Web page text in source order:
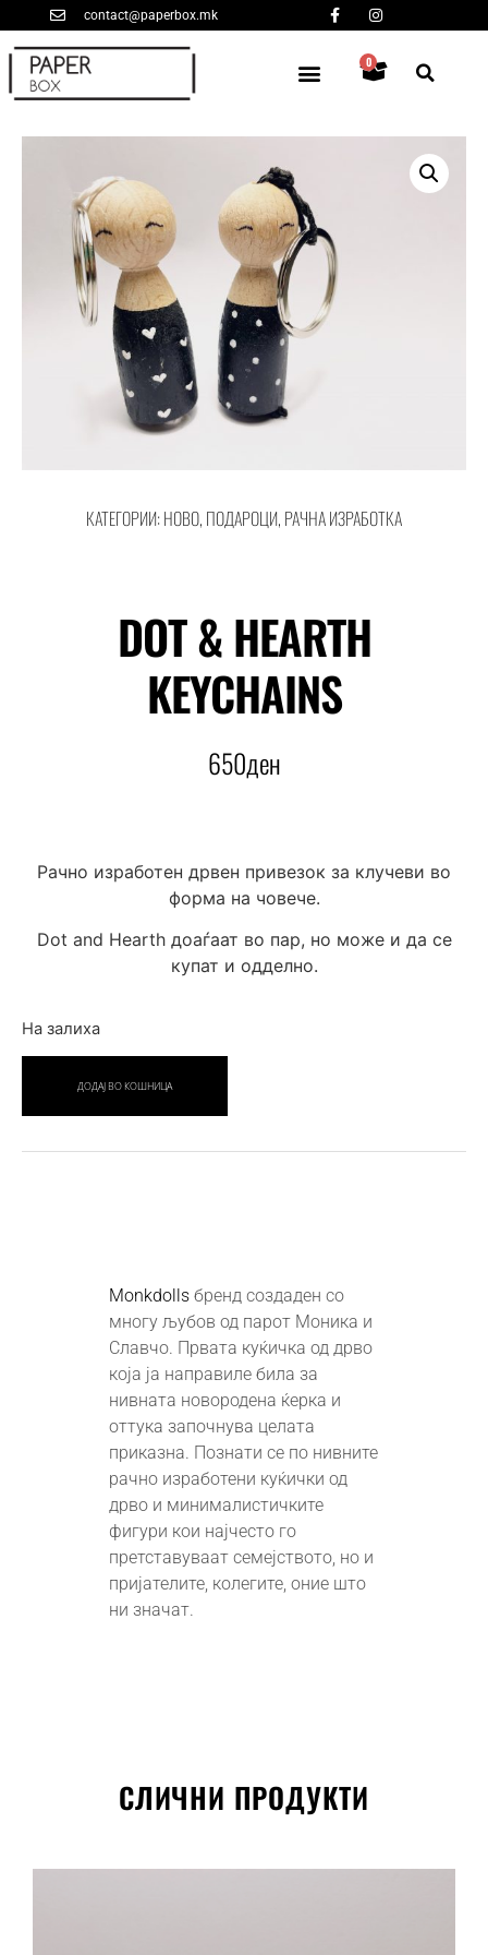
contact@paperbox.mk
0
КАТЕГОРИИ:НОВО, ПОДАРОЦИ, РАЧНА ИЗРАБОТКА
DOT & HEARTH
KEYCHAINS
650ден
Рачно изработен дрвен привезок за клучеви во
форма на човече.
Dot and Hearth доаѓаат во пар, но може и да се
купат и одделно.
На залиха
ДОДАЈ ВО КОШНИЦА
Monkdollsбренд создаден со
многу љубов од парот Моника и
Славчо. Првата куќичка од дрво
која ја направиле била за
нивната новородена ќерка и
оттука започнува целата
приказна. Познати се по нивните
рачно изработени куќички од
дрво и минималистичките
фигури кои најчесто го
претставуваат семејството, но и
пријателите, колегите, оние што
ни значат.
СЛИЧНИ ПРОДУКТИ